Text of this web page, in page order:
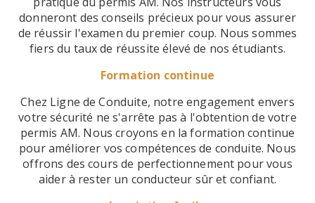
donneront des conseils précieux pour vous assurer
de réussir l'examen du premier coup. Nous sommes
fiers du taux de réussite élevé de nos étudiants.
Formation continue
Chez Ligne de Conduite, notre engagement envers
votre sécurité ne s'arrête pas à l'obtention de votre
permis AM. Nous croyons en la formation continue
pour améliorer vos compétences de conduite. Nous
offrons des cours de perfectionnement pour vous
aider à rester un conducteur sûr et confiant.